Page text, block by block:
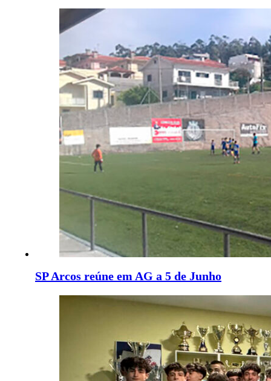
SP Arcos reúne em AG a 5 de Junho